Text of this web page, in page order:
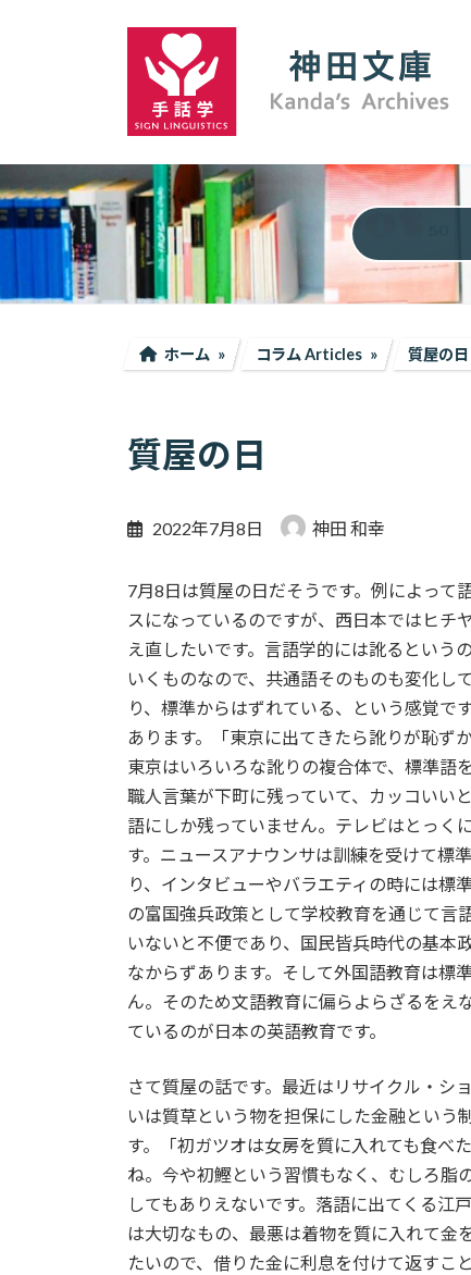
ス
キ
ッ
ン
に
移
ホーム コラム Articles 質屋の日
質屋の日
2022年7月8日 神田 和幸
7月8日は質屋の日だそうです。例によって
スになっているのですが、西日本ではヒチ
え直したいです。言語学的には訛るという
いくものなので、共通語そのものも変化し
り、標準からはずれている、という感覚で
あります。「東京に出てきたら訛りが恥ず
東京はいろいろな訛りの複合体で、標準語
職人言葉が下町に残っていて、カッコいい
語にしか残っていません。テレビはとっく
す。ニュースアナウンサは訓練を受けて標
り、インタビューやバラエティの時には標
の富国強兵政策として学校教育を通じて言
いないと不便であり、国民皆兵時代の基本
なからずあります。そして外国語教育は標
ん。そのため文語教育に偏らよらざるをえ
ているのが日本の英語教育です。
さて質屋の話です。最近はリサイクル・シ
いは質草という物を担保にした金融という
す。「初ガツオは女房を質に入れても食べ
ね。今や初鰹という習慣もなく、むしろ脂
してもありえないです。落語に出てくる江
は大切なもの、最悪は着物を質に入れて金
たいので、借りた金に利息を付けて返すこ